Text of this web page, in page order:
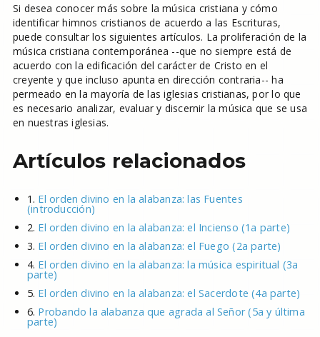
Si desea conocer más sobre la música cristiana y cómo
identificar himnos cristianos de acuerdo a las Escrituras,
puede consultar los siguientes artículos. La proliferación de la
música cristiana contemporánea --que no siempre está de
acuerdo con la edificación del carácter de Cristo en el
creyente y que incluso apunta en dirección contraria-- ha
permeado en la mayoría de las iglesias cristianas, por lo que
es necesario analizar, evaluar y discernir la música que se usa
en nuestras iglesias.
Artículos relacionados
1. El orden divino en la alabanza: las Fuentes
(introducción)
2. El orden divino en la alabanza: el Incienso (1a parte)
3. El orden divino en la alabanza: el Fuego (2a parte)
4. El orden divino en la alabanza: la música espiritual (3a
parte)
5. El orden divino en la alabanza: el Sacerdote (4a parte)
6. Probando la alabanza que agrada al Señor (5a y última
parte)